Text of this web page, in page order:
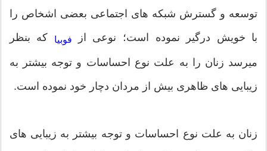
توسعه و گسترش شبکه های اجتماعی بعضی اشخاص را
با خویش درگیر نموده است؛ نوعی از فوبیا که بنظر
میرسد زنان را به علت نوع احساسات و توجه بیشتر به
زیبایی های ظاهری بیش از مردان دچار خود نموده است.
زنان به علت نوع احساسات و توجه بیشتر به زیبایی های